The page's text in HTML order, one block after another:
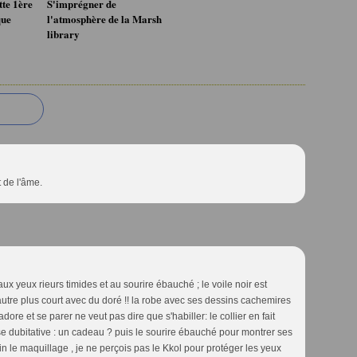
1ère
S'imprégner de
l'atmosphère de la Marsh
library
de l'âme.
yeux rieurs timides et au sourire ébauché ; le voile noir est
plus court avec du doré !! la robe avec ses dessins cachemires
et se parer ne veut pas dire que s'habiller: le collier en fait
dubitative : un cadeau ? puis le sourire ébauché pour montrer ses
le maquillage , je ne perçois pas le Kkol pour protéger les yeux